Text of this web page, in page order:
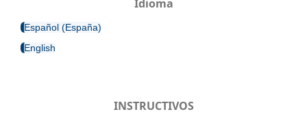
Idioma
Español (España)
English
INSTRUCTIVOS